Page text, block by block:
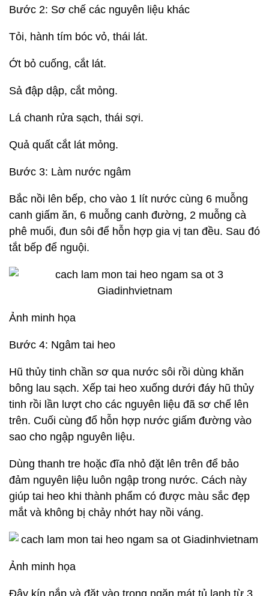
Bước 2: Sơ chế các nguyên liệu khác
Tỏi, hành tím bóc vỏ, thái lát.
Ớt bỏ cuống, cắt lát.
Sả đập dập, cắt mỏng.
Lá chanh rửa sạch, thái sợi.
Quả quất cắt lát mỏng.
Bước 3: Làm nước ngâm
Bắc nồi lên bếp, cho vào 1 lít nước cùng 6 muỗng
canh giấm ăn, 6 muỗng canh đường, 2 muỗng cà
phê muối, đun sôi để hỗn hợp gia vị tan đều. Sau đó
tắt bếp để nguội.
Ảnh minh họa
Bước 4: Ngâm tai heo
Hũ thủy tinh chần sơ qua nước sôi rồi dùng khăn
bông lau sạch. Xếp tai heo xuống dưới đáy hũ thủy
tinh rồi lần lượt cho các nguyên liệu đã sơ chế lên
trên. Cuối cùng đổ hỗn hợp nước giấm đường vào
sao cho ngập nguyên liệu.
Dùng thanh tre hoặc đĩa nhỏ đặt lên trên để bảo
đảm nguyên liệu luôn ngập trong nước. Cách này
giúp tai heo khi thành phẩm có được màu sắc đẹp
mắt và không bị chảy nhớt hay nồi váng.
Ảnh minh họa